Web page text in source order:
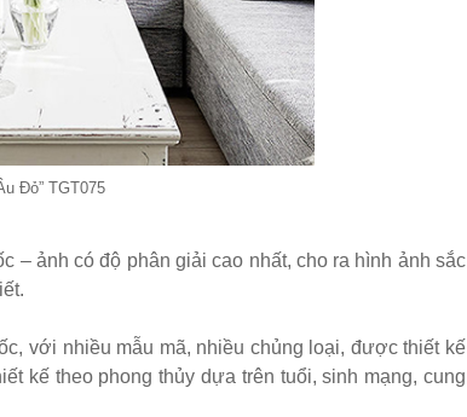
Đỏ” TGT075
– ảnh có độ phân giải cao nhất, cho ra hình ảnh sắc
với nhiều mẫu mã, nhiều chủng loại, được thiết kế
kế theo phong thủy dựa trên tuổi, sinh mạng, cung